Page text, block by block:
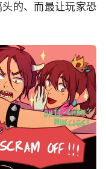
的、而最让玩家恐